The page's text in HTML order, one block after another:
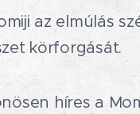
az elmúlás
körforgását.
híres a